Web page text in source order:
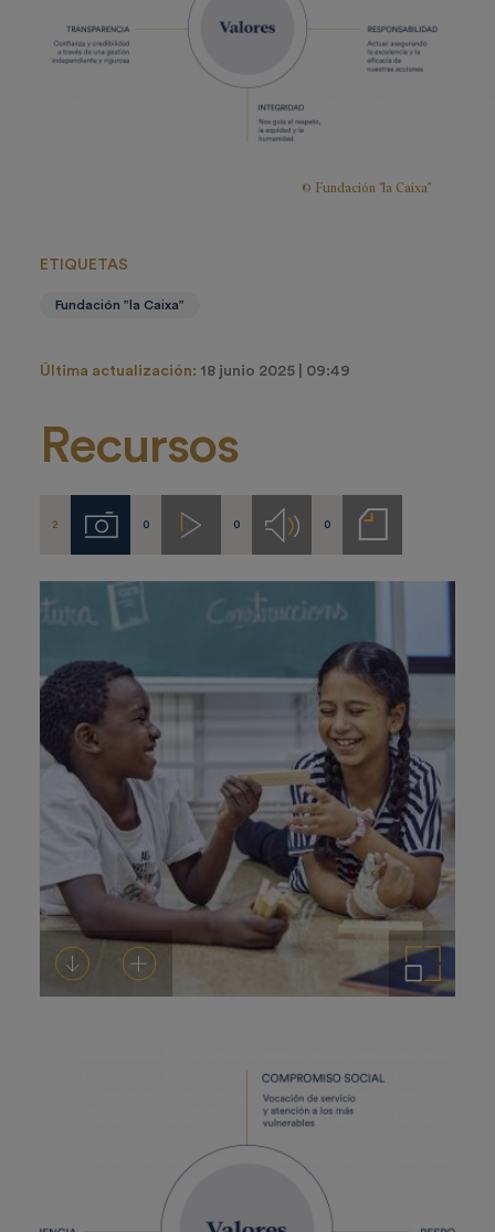
© Fundación "la Caixa"
ETIQUETAS
Fundación ”la Caixa”
Última actualización: 18 junio 2025 | 09:49
Recursos
2 Imágenes
0 Videos
0 Audios
0
Notas
de
DescargarAñadir al carrito Ampliar imagen